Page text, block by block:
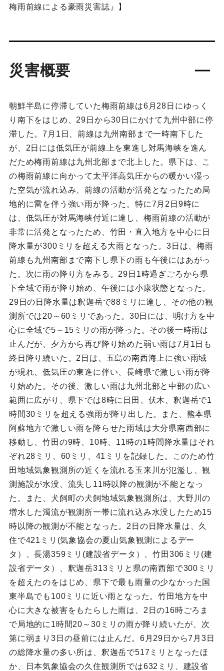
梅雨前線による豪雨災害誌』】
災害概要
朝鮮半島に停滞していた梅雨前線は6月28日にゆっく
り南下をはじめ、29日から30日にかけて九州中部に停
滞した。7月1日、前線は九州南部まで一時南下した
が、2日には低気圧が前線上を東進し対馬海峡を進ん
だため梅雨前線は九州北部まで北上した。県下は、こ
の梅雨前線に向かって太平洋高気圧からの暖かい湿っ
た空気が流れ込み、前線の活動が活発となったため局
地的に雷を伴う強い雨が降った。特に7月2日9時に
は、低気圧が対馬海峡付近に達し、梅雨前線の活動が
非常に活発となったため、竹田・直入地方を中心に日
降水量が300ミリを超える大雨となった。3日は、梅雨
前線も九州南部まで南下し県下の雨も午後にはあがっ
た。次に雨の降り方をみる。29日1時過ぎごろから県
下全域で雨が降り始め、午後には小康状態となった。
29日の日降水量は釈迦岳で88ミリに達し、その他の観
測所では20～60ミリであった。30日には、明け方を中
心に全域で5～15ミリの雨が降った。その後一時雨は
止んだが、夕方から再び降り始めた弱い雨は7月1日も
終日降り続いた。2日は、五島の南西海上に強い雨域
が現れ、低気圧の東進に伴い、長崎県で激しい雨が降
り始めた。その後、激しい雨は九州北部と中部の広い
範囲に広がり、県下では8時に日田、伏木、釈迦岳で1
時間30ミリを超える強雨が降り出した。また、熊本県
阿蘇地方で激しい雨を降らせた雨域は大分県南西部に
移動し、竹田の9時、10時、11時の1時間降水量はそれ
ぞれ28ミリ、60ミリ、41ミリを記録した。このため竹
田地域気象観測所の近くを流れる玉来川が氾濫し、観
測施設が水没、流失し11時以降の観測が不能となっ
た。また、犬飼町の犬飼地域気象観測所は、大野川の
増水した濁流が観測所一帯に流れ込み水没したため15
時以降の観測が不能となった。2日の日降水量は、久
住で421ミリ(気象協会の夏山気象観測によるデー
タ）、長湯359ミリ(建設省データ）、竹田306ミリ(建
設省データ）、釈迦岳313ミリと県の南西部で300ミリ
を超えたのをはじめ、県下で最も雨量の少なかった国
東半島でも100ミリに近い雨となった。竹田地方を中
心に大きな被害をもたらした雨は、2日の16時ごろま
で局地的に1時間20～30ミリの雨が降り続いたが、次
第に弱まり3日の昼前には止んだ。6月29日から7月3日
の総降水量の多い所は、釈迦岳で517ミリとなったほ
か、日本気象協会の久住観測所では632ミリ、建設省